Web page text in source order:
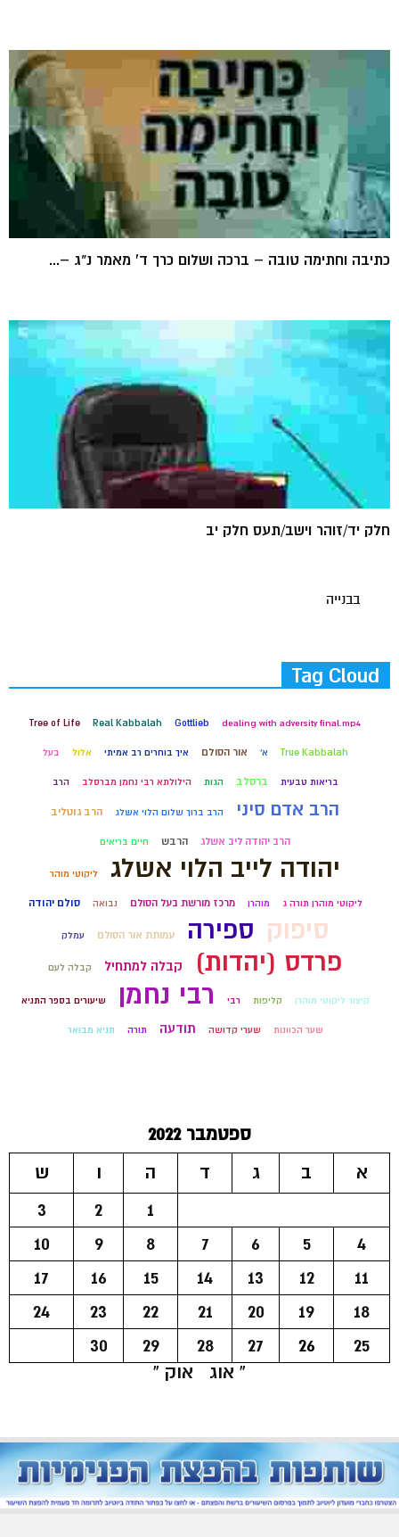
כתיבה וחתימה טובה – ברכה ושלום כרך ד' מאמר נ"ג –...
חלק יד/זוהר וישב/תעס חלק יב
בבנייה
Tag Cloud
dealing with adversity final.mp4
Gottlieb
Real Kabbalah
Tree of Life
True Kabbalah א' אור הסולם איך בוחרים רב אמיתי אלול בעל
בריאות טבעית ברסלב הגות הילולתא רבי נחמן מברסלב הרב
הרב אדם סיני הרב ברוך שלום הלוי אשלג הרב גוטליב
הרב יהודה ליב אשלג הרבש חיים בריאים
יהודה לייב הלוי אשלג ליקוטי מוהר
ליקוטי מוהרן תורה ג מוהרן מרכז מורשת בעל הסולם נבואה סולם יהודה
סיפוק ספירה עמותת אור הסולם עמלק
פרדס (יהדות) קבלה למתחיל קבלה לעם
קיצור ליקוטי מוהרן קליפות רבי רבי נחמן שיעורים בספר התניא
שער הכוונות שערי קדושה תודעה תורה תניא מבואר
ספטמבר 2022
א
ב ג ד ה ו
ש
1
2
3
4
5
6
7
8
9
10
11
12
13
14
15
16
17
18
19
20
21
22
23
24
25
26
27
28
29
30
« אוג
אוק »